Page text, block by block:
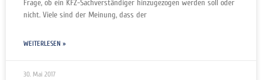
Frage, ob ein KFZ-Sachverständiger hinzugezogen werden soll oder
nicht. Viele sind der Meinung, dass der
WEITERLESEN »
30. Mai 2017